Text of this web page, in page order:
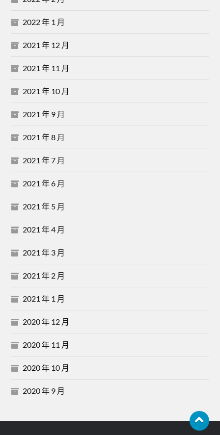
2022 年 1 月
2021 年 12 月
2021 年 11 月
2021 年 10 月
2021 年 9 月
2021 年 8 月
2021 年 7 月
2021 年 6 月
2021 年 5 月
2021 年 4 月
2021 年 3 月
2021 年 2 月
2021 年 1 月
2020 年 12 月
2020 年 11 月
2020 年 10 月
2020 年 9 月